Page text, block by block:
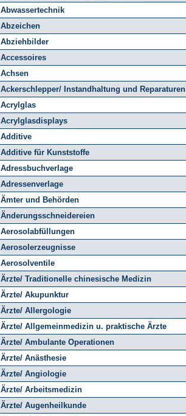
Abwassertechnik
Abzeichen
Abziehbilder
Accessoires
Achsen
Ackerschlepper/ Instandhaltung und Reparaturen
Acrylglas
Acrylglasdisplays
Additive
Additive für Kunststoffe
Adressbuchverlage
Adressenverlage
Ämter und Behörden
Änderungsschneidereien
Aerosolabfüllungen
Aerosolerzeugnisse
Aerosolventile
Ärzte/ Traditionelle chinesische Medizin
Ärzte/ Akupunktur
Ärzte/ Allergologie
Ärzte/ Allgemeinmedizin u. praktische Ärzte
Ärzte/ Ambulante Operationen
Ärzte/ Anästhesie
Ärzte/ Angiologie
Ärzte/ Arbeitsmedizin
Ärzte/ Augenheilkunde